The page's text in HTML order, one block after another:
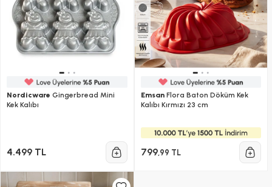
Nordicware Gingerbread Mini
Kek Kalıbı
4.499 TL
EmsanFlora Baton Döküm Kek
Kalıbı Kırmızı 23 cm
799,99 TL